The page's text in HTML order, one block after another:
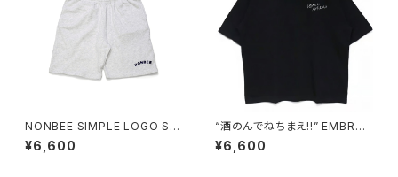
NONBEE SIMPLE LOGO SW
¥6,600
“酒のんでねちまえ!!” EMBROI
DERED TEE OVER SIZE bla
ck
¥6,600